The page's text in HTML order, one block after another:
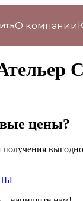
О компании
цены?
получения